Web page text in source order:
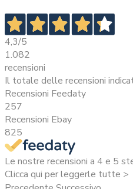
4,3/5
1.082
recensioni
Il totale delle recensioni
Recensioni Feedaty
257
Recensioni Ebay
825
Le nostre recensioni a 4 e 5
Clicca qui per leggerle tutte >